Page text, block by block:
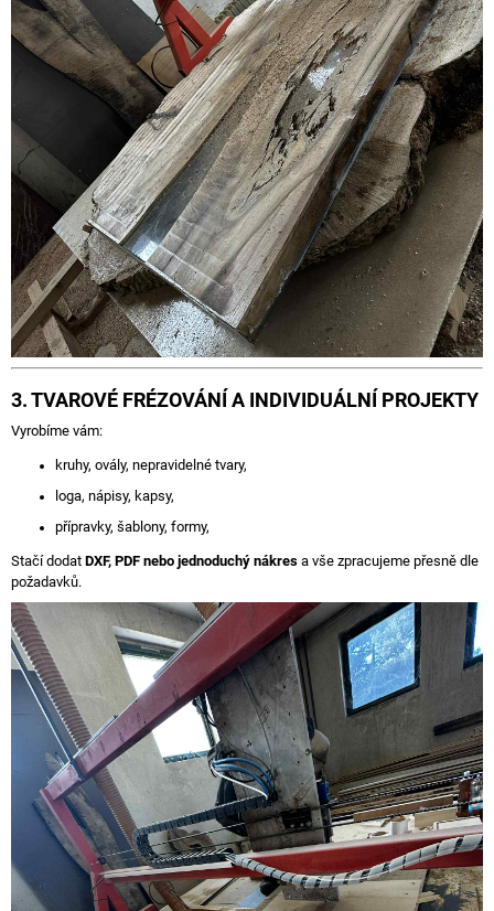
3. TVAROVÉ FRÉZOVÁNÍ A INDIVIDUÁLNÍ PROJEKTY
Vyrobíme vám:
kruhy, ovály, nepravidelné tvary,
loga, nápisy, kapsy,
přípravky, šablony, formy,
Stačí dodat DXF, PDF nebo jednoduchý nákres a vše zpracujeme přesně dle
požadavků.